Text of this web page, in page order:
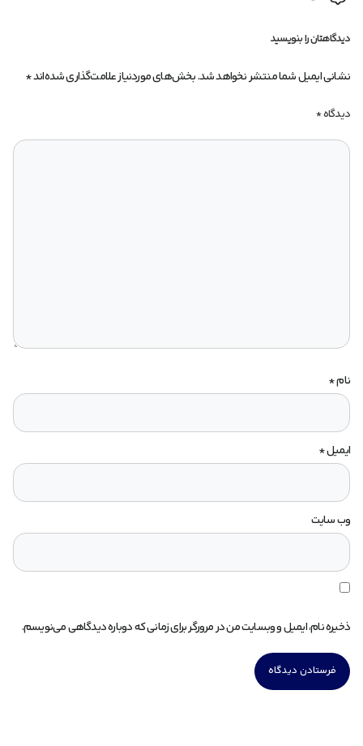
دیدگاهتان را بنویسید
نشانی ایمیل شما منتشر نخواهد شد.بخش‌های موردنیاز علامت‌گذاری شده‌اند*
دیدگاه*
نام*
ایمیل*
وب‌ سایت
ذخیره نام، ایمیل و وبسایت من در مرورگر برای زمانی که دوباره دیدگاهی می‌نویسم.